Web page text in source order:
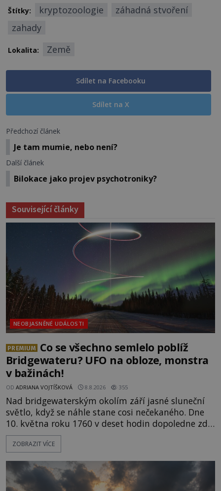
Štítky: kryptozoologie
záhadná stvoření
zahady
Lokalita: Země
Sdílet na Facebooku
Sdílet na X
Předchozí článek
Je tam mumie, nebo není?
Další článek
Bilokace jako projev psychotroniky?
Související články
NEOBJASNĚNÉ UDÁLOSTI
PREMIUM
Co se všechno semlelo poblíž
Bridgewateru? UFO na obloze, monstra
v bažinách!
OD ADRIANA VOJTÍŠKOVÁ 8.8.2026 355
Nad bridgewaterským okolím září jasné sluneční
světlo, když se náhle stane cosi nečekaného. Dne
10. května roku 1760 v deset hodin dopoledne zde
dojde k vůbec prvnímu historicky doloženému
přeletu UFO. Podle záznamů vyzařuje takové
jen o nějaký optický klam, nebo se zde skutečně
právě vznáší mimozemská loď
ZOBRAZIT VÍCE